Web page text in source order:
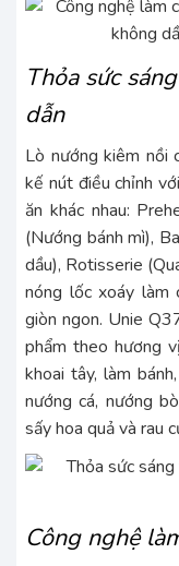
Thỏa sức
dẫn
Lò nướng kiêm nồi
kế nút điều chỉnh
ăn khác nhau:
(Nướng bánh mì),
dầu), Rotisserie
nóng lốc xoáy làm
giòn ngon. Unie
phẩm theo hương
khoai tây, làm
nướng cá, nướng
sấy hoa quả và rau
Công nghệ